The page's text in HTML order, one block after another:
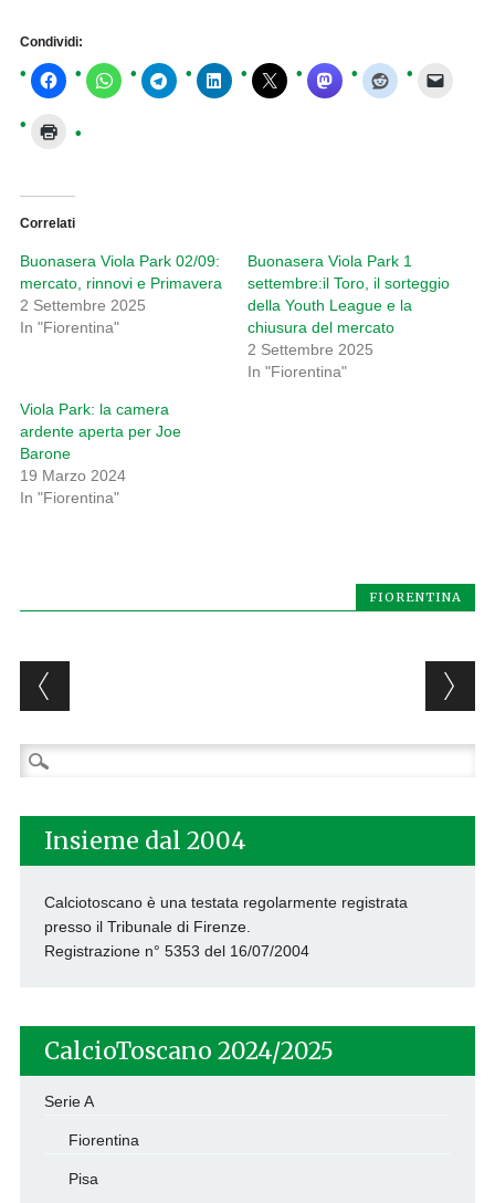
Condividi:
Correlati
Buonasera Viola Park 02/09:
mercato, rinnovi e Primavera
2 Settembre 2025
In "Fiorentina"
Buonasera Viola Park 1
settembre:il Toro, il sorteggio
della Youth League e la
chiusura del mercato
2 Settembre 2025
In "Fiorentina"
Viola Park: la camera
ardente aperta per Joe
Barone
19 Marzo 2024
In "Fiorentina"
FIORENTINA
Post navigation
Ricerca
per:
Insieme dal 2004
Calciotoscano è una testata regolarmente registrata
presso il Tribunale di Firenze.
Registrazione n° 5353 del 16/07/2004
CalcioToscano 2024/2025
Serie A
Fiorentina
Pisa